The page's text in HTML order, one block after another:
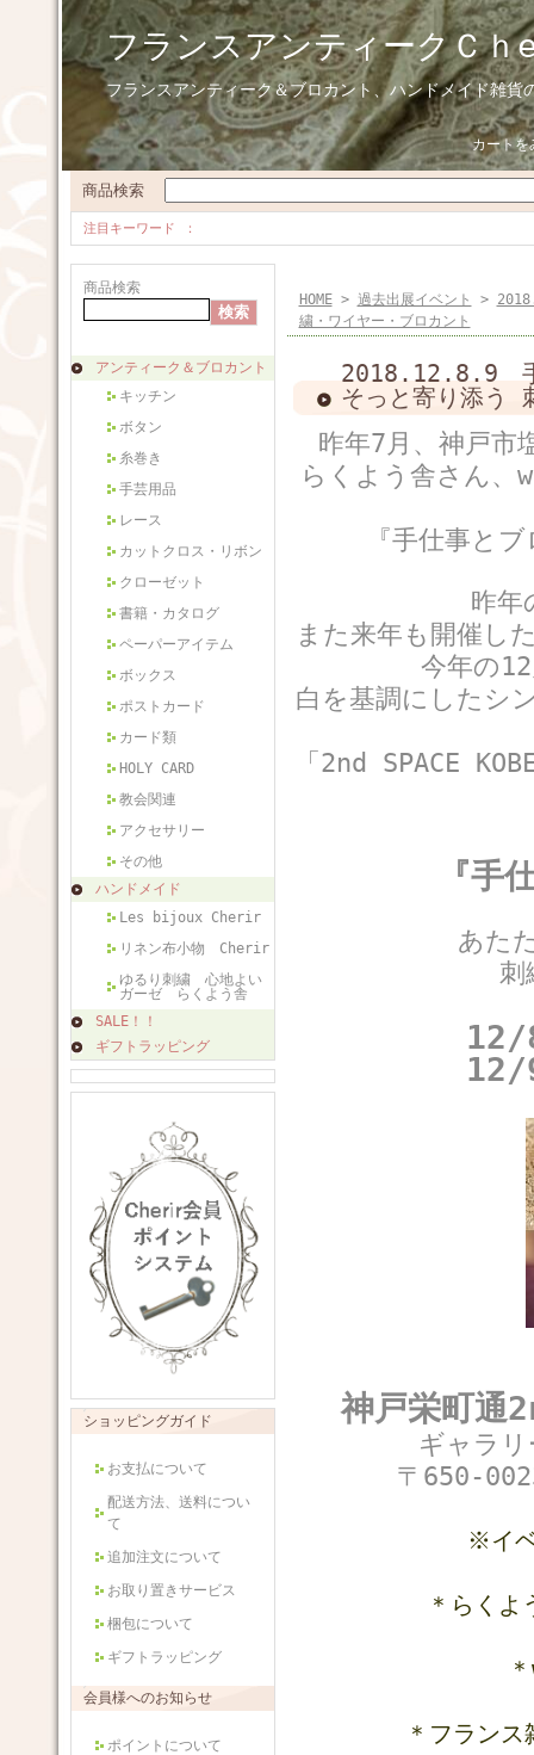
フランスアンティークＣｈ
フランスアンティーク＆ブロカント、ハンドメイド雑貨
カートを
商品検索
注目キーワード
商品検索
アンティーク＆ブロカント
キッチン
ボタン
糸巻き
手芸用品
レース
カットクロス・リボン
クローゼット
書籍・カタログ
ペーパーアイテム
ボックス
ポストカード
カード類
HOLY CARD
教会関連
アクセサリー
その他
ハンドメイド
Les bijoux Cherir
リネン布小物 Cherir
ゆるり刺繍 心地よい
ガーゼ らくよう舎
SALE！！
ギフトラッピング
ショッピングガイド
お支払について
配送方法、送料につい
て
追加注文について
お取り置きサービス
梱包について
ギフトラッピング
会員様へのお知らせ
ポイントについて
HOME> 過去出展イベント >
繍・ワイヤー・ブロカント
2018.12.8.9 手
そっと寄り添う
昨年7月、神戸市
らくよう舎さん
『手仕事と
昨年
また来年も開催し
今年の
白を基調にしたシ
「2nd SPACE
『
あた
刺
12/
神戸栄町通
ギャラ
〒650-
※イ
＊らく
＊フラ